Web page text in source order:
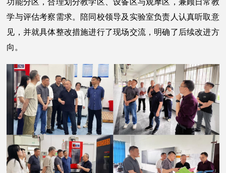
学与评估考察需求。陪同校领导及实验室负责人认真听取意
见，并就具体整改措施进行了现场交流，明确了后续改进方
向。